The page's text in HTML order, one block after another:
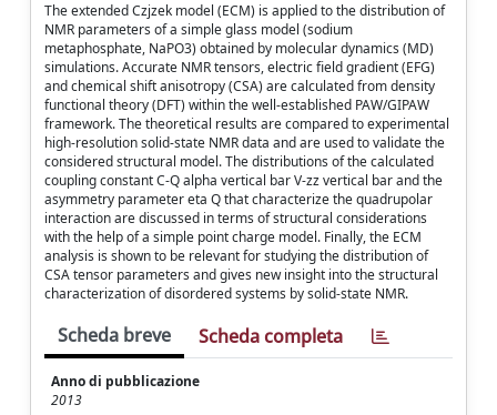
The extended Czjzek model (ECM) is applied to the distribution of
NMR parameters of a simple glass model (sodium
metaphosphate, NaPO3) obtained by molecular dynamics (MD)
simulations. Accurate NMR tensors, electric field gradient (EFG)
and chemical shift anisotropy (CSA) are calculated from density
functional theory (DFT) within the well-established PAW/GIPAW
framework. The theoretical results are compared to experimental
high-resolution solid-state NMR data and are used to validate the
considered structural model. The distributions of the calculated
coupling constant C-Q alpha vertical bar V-zz vertical bar and the
asymmetry parameter eta Q that characterize the quadrupolar
interaction are discussed in terms of structural considerations
with the help of a simple point charge model. Finally, the ECM
analysis is shown to be relevant for studying the distribution of
CSA tensor parameters and gives new insight into the structural
characterization of disordered systems by solid-state NMR.
Scheda breve Scheda completa
Anno di pubblicazione
2013